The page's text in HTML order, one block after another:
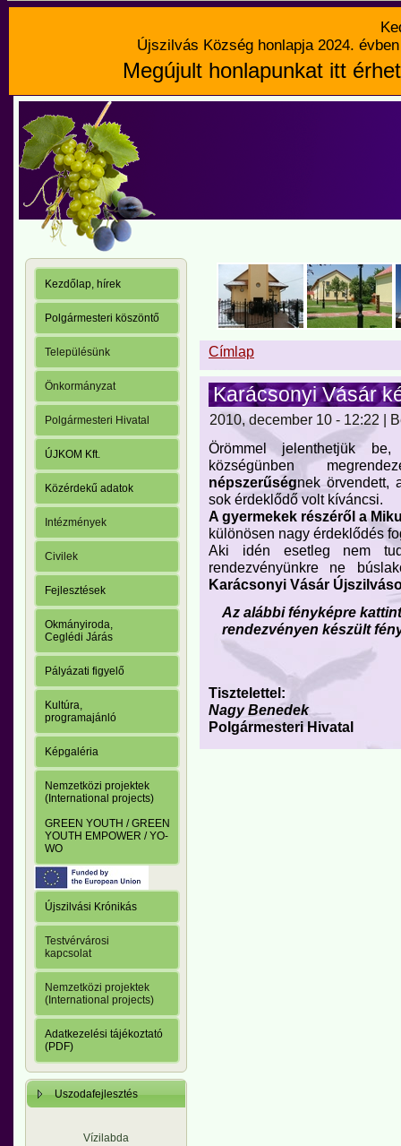
Újszilvás Község honlapja 2024.
Megújult honlapunkat itt
Kezdőlap, hírek
Polgármesteri köszöntő
Településünk
Önkormányzat
Polgármesteri Hivatal
ÚJKOM Kft.
Közérdekű adatok
Intézmények
Civilek
Fejlesztések
Okmányiroda,
Ceglédi Járás
Pályázati figyelő
Kultúra,
programajánló
Képgaléria
Nemzetközi projektek
(International projects)
GREEN YOUTH / GREEN
YOUTH EMPOWER / YO-
WO
Újszilvási Krónikás
Testvérvárosi
kapcsolat
Nemzetközi projektek
(International projects)
Adatkezelési tájékoztató
(PDF)
Uszodafejlesztés
Vízilabda
Címlap
Karácsonyi Vásár
2010, december 10 - 12:22 |
Örömmel jelenthetjük
községünben
népszerűségnek örvendett,
sok érdeklődő volt kíváncsi.
A gyermekek részéről a
különösen nagy érdeklődés
Aki idén esetleg nem
rendezvényünkre ne
Karácsonyi Vásár
Az alábbi fényképre
rendezvényen készült
Tisztelettel:
Nagy Benedek
Polgármesteri Hivatal